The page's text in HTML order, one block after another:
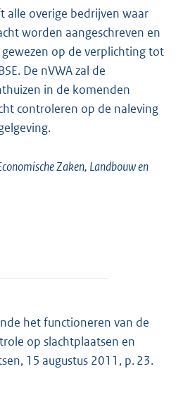
alle overige bedrijven waar
worden aangeschreven en
op de verplichting tot
De nVWA zal de
in de komenden
controleren op de naleving
Zaken, Landbouw en
het functioneren van de
op slachtplaatsen en
15 augustus 2011, p. 23.